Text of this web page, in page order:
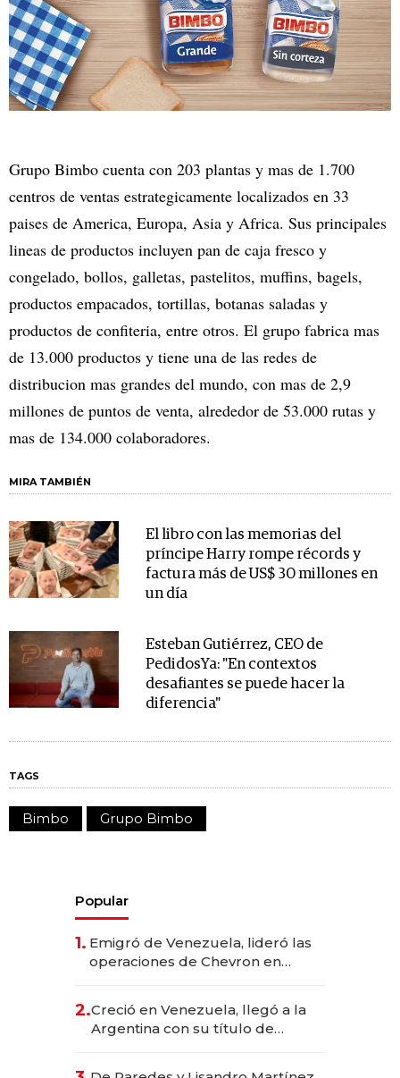
Grupo Bimbo cuenta con 203 plantas y mas de 1.700
centros de ventas estrategicamente localizados en 33
paises de America, Europa, Asia y Africa. Sus principales
lineas de productos incluyen pan de caja fresco y
congelado, bollos, galletas, pastelitos, muffins, bagels,
productos empacados, tortillas, botanas saladas y
productos de confiteria, entre otros. El grupo fabrica mas
de 13.000 productos y tiene una de las redes de
distribucion mas grandes del mundo, con mas de 2,9
millones de puntos de venta, alrededor de 53.000 rutas y
mas de 134.000 colaboradores.
MIRA TAMBIÉN
El libro con las memorias del
príncipe Harry rompe récords y
factura más de US$ 30 millones en
un día
Esteban Gutiérrez, CEO de
PedidosYa: "En contextos
desafiantes se puede hacer la
diferencia"
TAGS
Bimbo Grupo Bimbo
Popular
1. Emigró de Venezuela, lideró las
operaciones de Chevron en
2.Creció en Venezuela, llegó a la
Argentina con su título de